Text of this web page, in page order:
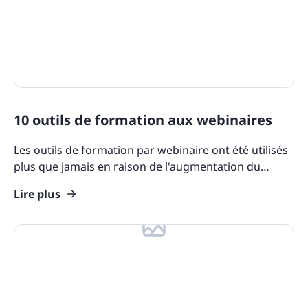
10 outils de formation aux webinaires
Les outils de formation par webinaire ont été utilisés
plus que jamais en raison de l'augmentation du
Lire plus